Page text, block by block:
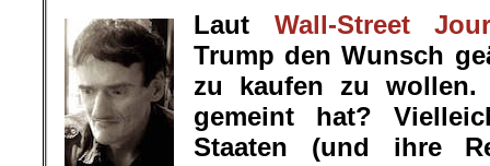
Laut Wall-Street
Trump den Wunsch
zu kaufen zu
gemeint hat?
Staaten (und ihre